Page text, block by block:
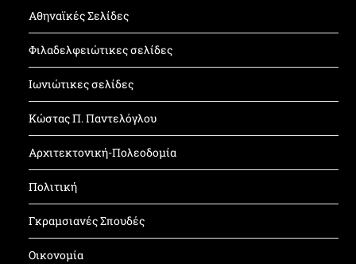
Αθηναϊκές Σελίδες
Φιλαδελφειώτικες σελίδες
Ιωνιώτικες σελίδες
Κώστας Π. Παντελόγλου
Αρχιτεκτονική-Πολεοδομία
Πολιτική
Γκραμσιανές Σπουδές
Οικονομία